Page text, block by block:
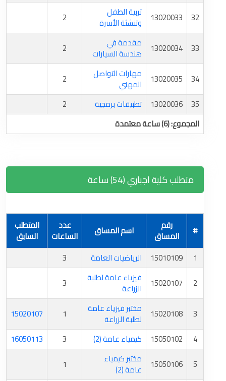
32
13020033 تربية الطفل
وتنشئة الأسرة 2
33
13020034 مقدمة في
هندسة السيارات 2
34
13020035 مهارات التواصل
المهني
2
35
13020036 تطبيقات برمجية
2
المجموع: (6) ساعة معتمدة
متطلب كلية اجباري (54) ساعة
# رقم
المساق اسم المساق عدد
الساعات
المتطلب
السابق
1
15010109 الرياضيات العامة
3
2
15020107 فيزياء عامة لطلبة
الزراعة 3
3
15020108 مختبر فيزياء عامة
لطلبة الزراعة 1
15020107
4
15050102 كيمياء عامة (2) 3
16050113
5
15050106 مختبر كيمياء
عامة (2)
1